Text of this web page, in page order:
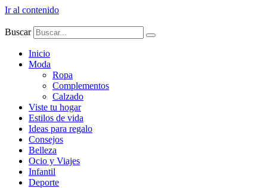
Ir al contenido
Buscar
Inicio
Moda
Ropa
Complementos
Calzado
Viste tu hogar
Estilos de vida
Ideas para regalo
Consejos
Belleza
Ocio y Viajes
Infantil
Deporte